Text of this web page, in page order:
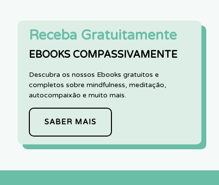
Receba Gratuitamente
EBOOKS COMPASSIVAMENTE
Descubra os nossos Ebooks gratuitos e
completos sobre mindfulness, meditação,
autocompaixão e muito mais.
SABER MAIS